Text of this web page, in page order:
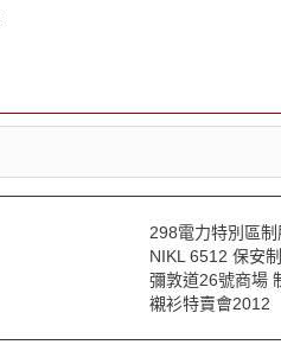
298電力特別區制
NIKL 6512 保安
彌敦道26號商場
襯衫特賣會2012